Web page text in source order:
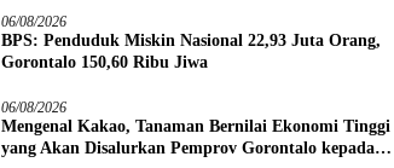
06/08/2026
BPS: Penduduk Miskin Nasional 22,93 Juta Orang,
Gorontalo 150,60 Ribu Jiwa
06/08/2026
Mengenal Kakao, Tanaman Bernilai Ekonomi Tinggi
yang Akan Disalurkan Pemprov Gorontalo kepada